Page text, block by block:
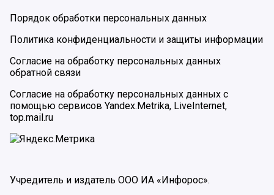
Порядок обработки персональных данных
Политика конфиденциальности и защиты информации
Согласие на обработку персональных данных
обратной связи
Согласие на обработку персональных данных с
помощью сервисов Yandex.Metrika, LiveInternet,
top.mail.ru
Учредитель и издатель ООО ИА «Инфорос».